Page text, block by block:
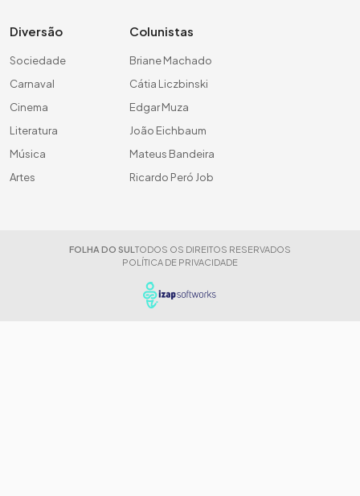
Diversão
Sociedade
Carnaval
Cinema
Literatura
Música
Artes
Colunistas
Briane Machado
Cátia Liczbinski
Edgar Muza
João Eichbaum
Mateus Bandeira
Ricardo Peró Job
FOLHA DO SUL TODOS OS DIREITOS RESERVADOS
POLÍTICA DE PRIVACIDADE